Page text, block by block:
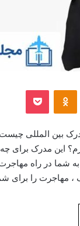
‫Odnoklassniki
پاکت
بین المللی
این مدرک برای
شما در راه
مهاجرت را برای